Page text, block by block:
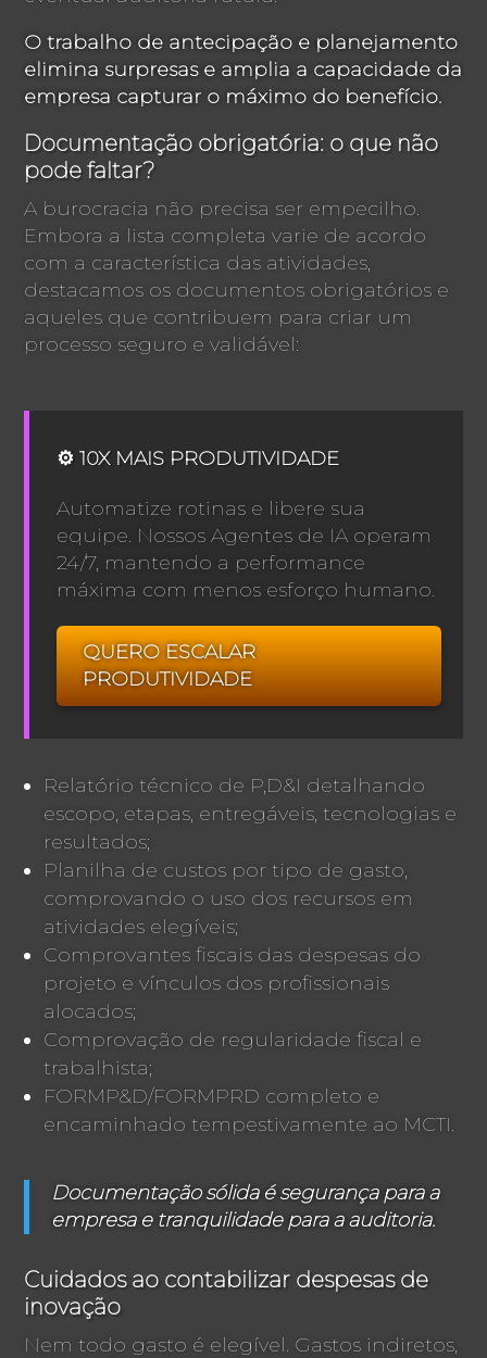
O trabalho de antecipação e planejamento
elimina surpresas e amplia a capacidade da
empresa capturar o máximo do benefício.
Documentação obrigatória: o que não
pode faltar?
A burocracia não precisa ser empecilho.
Embora a lista completa varie de acordo
com a característica das atividades,
destacamos os documentos obrigatórios e
aqueles que contribuem para criar um
processo seguro e validável:
⚙️ 10X MAIS PRODUTIVIDADE
Automatize rotinas e libere sua
equipe. Nossos Agentes de IA operam
24/7, mantendo a performance
máxima com menos esforço humano.
QUERO ESCALAR
PRODUTIVIDADE
Relatório técnico de P,D&I detalhando
escopo, etapas, entregáveis, tecnologias e
resultados;
Planilha de custos por tipo de gasto,
comprovando o uso dos recursos em
atividades elegíveis;
Comprovantes fiscais das despesas do
projeto e vínculos dos profissionais
alocados;
Comprovação de regularidade fiscal e
trabalhista;
FORMP&D/FORMPRD completo e
encaminhado tempestivamente ao MCTI.
Documentação sólida é segurança para a
empresa e tranquilidade para a auditoria.
Cuidados ao contabilizar despesas de
inovação
Nem todo gasto é elegível. Gastos indiretos,